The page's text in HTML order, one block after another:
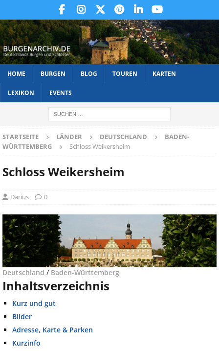
HOME BURGEN BLOG TOUREN KARTEN
LEXIKON EVENTS
STARTSEITE LÄNDER DEUTSCHLAND
BADEN-
WÜRTTEMBERG
Schloss Weikersheim
Schloss Weikersheim
Darius 0
Deutschland / Baden-Württemberg
Inhaltsverzeichnis
Kurz und gut
Bilder
Adresse, Karte & Parken
Kurzinfo